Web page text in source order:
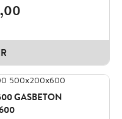
GASBETON